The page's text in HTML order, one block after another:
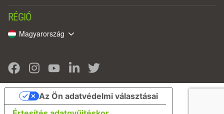
RÉGIÓ
Magyarország
Az Ön adatvédelmi választásai